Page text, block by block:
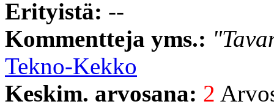
Erityistä: --
Kommentteja yms.:
Tekno-Kekko
Keskim. arvosana: 2